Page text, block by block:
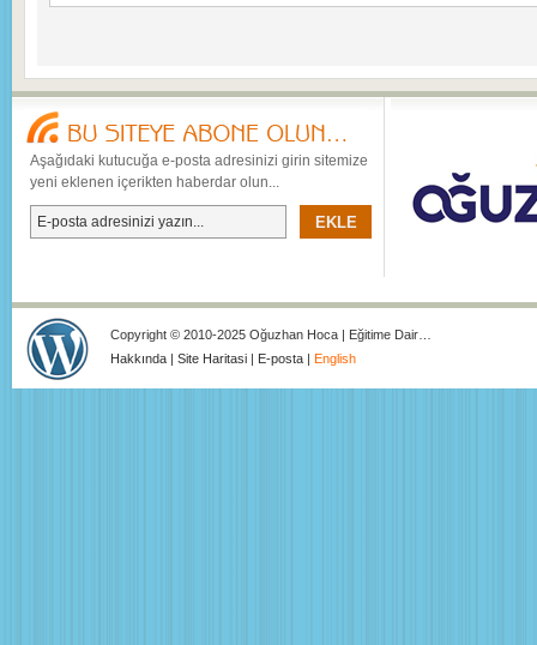
Aşağıdaki kutucuğa e-posta adresinizi girin sitemize
yeni eklenen içerikten haberdar olun...
Copyright © 2010-2025 Oğuzhan Hoca | Eğitime Dair…
Hakkında | Site Haritasi | E-posta | English